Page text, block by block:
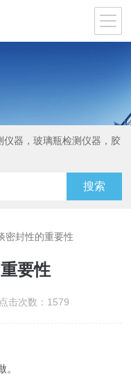
器，玻璃瓶检测仪器，胶
密封性的重要性
要性
次数：1579